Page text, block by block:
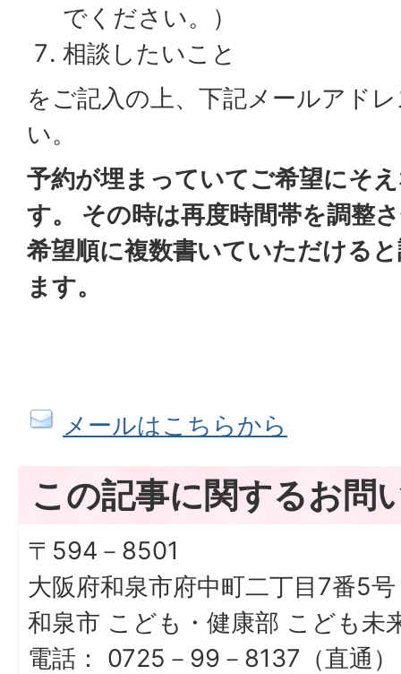
でください。）
相談したいこと
をご記入の上、下記メールアド
い。
予約が埋まっていてご希望にそ
す。 その時は再度時間帯を調整
希望順に複数書いていただける
ます。
メールはこちらから
この記事に関するお問
〒594－8501
大阪府和泉市府中町二丁目7番5号
和泉市 こども・健康部 こども未
電話： 0725－99－8137（直通）